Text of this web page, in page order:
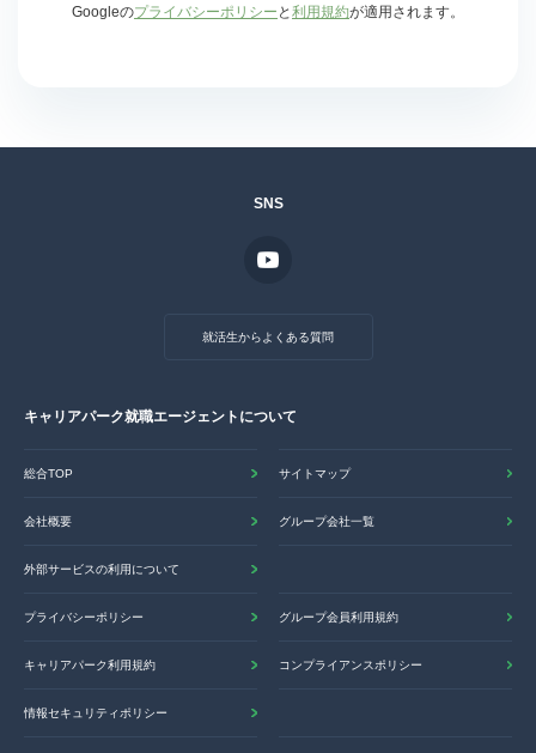
Googleのプライバシーポリシー と 利用規約が適用されます。
SNS
就活生からよくある質問
キャリアパーク就職エージェントについて
総合TOP サイトマップ
会社概要 グループ会社一覧
外部サービスの利用について
プライバシーポリシー グループ会員利用規約
キャリアパーク利用規約 コンプライアンスポリシー
情報セキュリティポリシー